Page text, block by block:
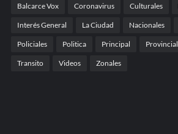
Balcarce Vox Coronavirus Culturales
Interés General La Ciudad Nacionales
Policiales Politica Principal
Transito Videos Zonales